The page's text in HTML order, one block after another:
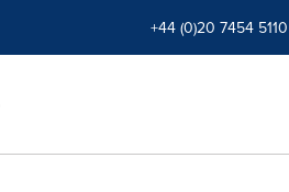
+44 (0)20 7454 5110